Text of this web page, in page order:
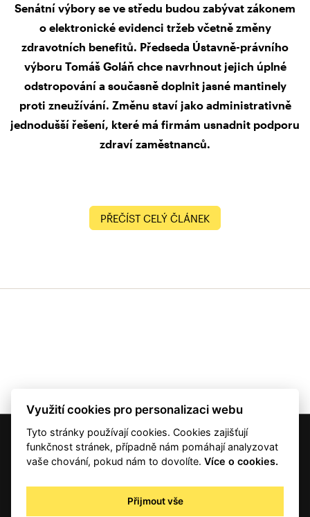
Senátní výbory se ve středu budou zabývat zákonem
o elektronické evidenci tržeb včetně změny
zdravotních benefitů. Předseda Ústavně-právního
výboru Tomáš Goláň chce navrhnout jejich úplné
odstropování a současně doplnit jasné mantinely
proti zneužívání. Změnu staví jako administrativně
jednodušší řešení, které má firmám usnadnit podporu
zdraví zaměstnanců.
PŘEČÍST CELÝ ČLÁNEK
© 2001 — 2026 Copyright CMI News a dodavatelé obsahu. |
Autorská práva
Zpracování osobních údajů - registrovaní a předplatitelé
Využití cookies pro personalizaci webu
Tyto stránky používají cookies. Cookies zajišťují
funkčnost stránek, případně nám pomáhají analyzovat
vaše chování, pokud nám to dovolíte.Více o cookies.
Přijmout vše